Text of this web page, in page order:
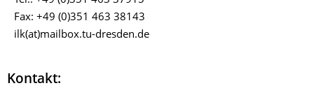
Fax: +49 (0)351 463 38143
ilk(at)mailbox.tu-dresden.de
Kontakt: